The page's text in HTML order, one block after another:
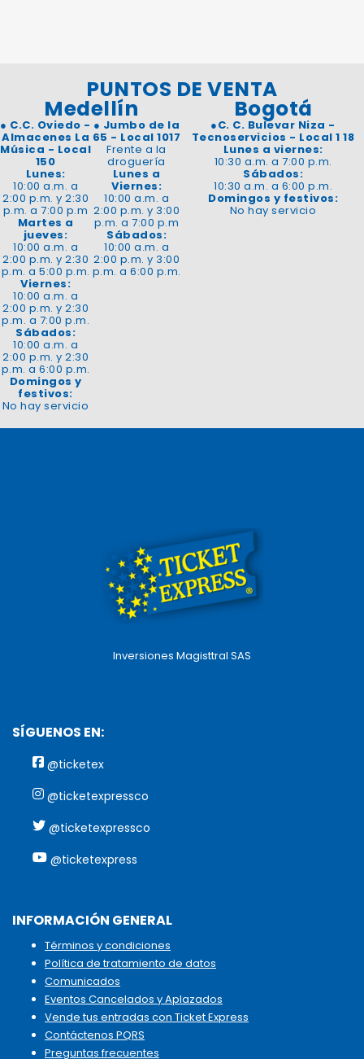
PUNTOS DE VENTA
Medellín
● C.C. Oviedo -
Almacenes La
Música - Local
150
Lunes:
10:00 a.m. a
2:00 p.m. y 2:30
p.m. a 7:00 p.m
Martes a
jueves:
10:00 a.m. a
2:00 p.m. y 2:30
p.m. a 5:00 p.m.
Viernes:
10:00 a.m. a
2:00 p.m. y 2:30
p.m. a 7:00 p.m.
Sábados:
10:00 a.m. a
2:00 p.m. y 2:30
p.m. a 6:00 p.m.
Domingos y
festivos:
No hay servicio
● Jumbo de la
65 - Local 1017
Frente a la
droguería
Lunes a
Viernes:
10:00 a.m. a
2:00 p.m. y 3:00
p.m. a 7:00 p.m
Sábados:
10:00 a.m. a
2:00 p.m. y 3:00
p.m. a 6:00 p.m.
Bogotá
●C. C. Bulevar Niza -
Tecnoservicios - Local 1 18
Lunes a viernes:
10:30 a.m. a 7:00 p.m.
Sábados:
10:30 a.m. a 6:00 p.m.
Domingos y festivos:
No hay servicio
Inversiones Magisttral SAS
SÍGUENOS EN:
@ticketex
@ticketexpressco
@ticketexpressco
@ticketexpress
INFORMACIÓN GENERAL
Términos y condiciones
Política de tratamiento de datos
Comunicados
Eventos Cancelados y Aplazados
Vende tus entradas con Ticket Express
Contáctenos PQRS
Preguntas frecuentes